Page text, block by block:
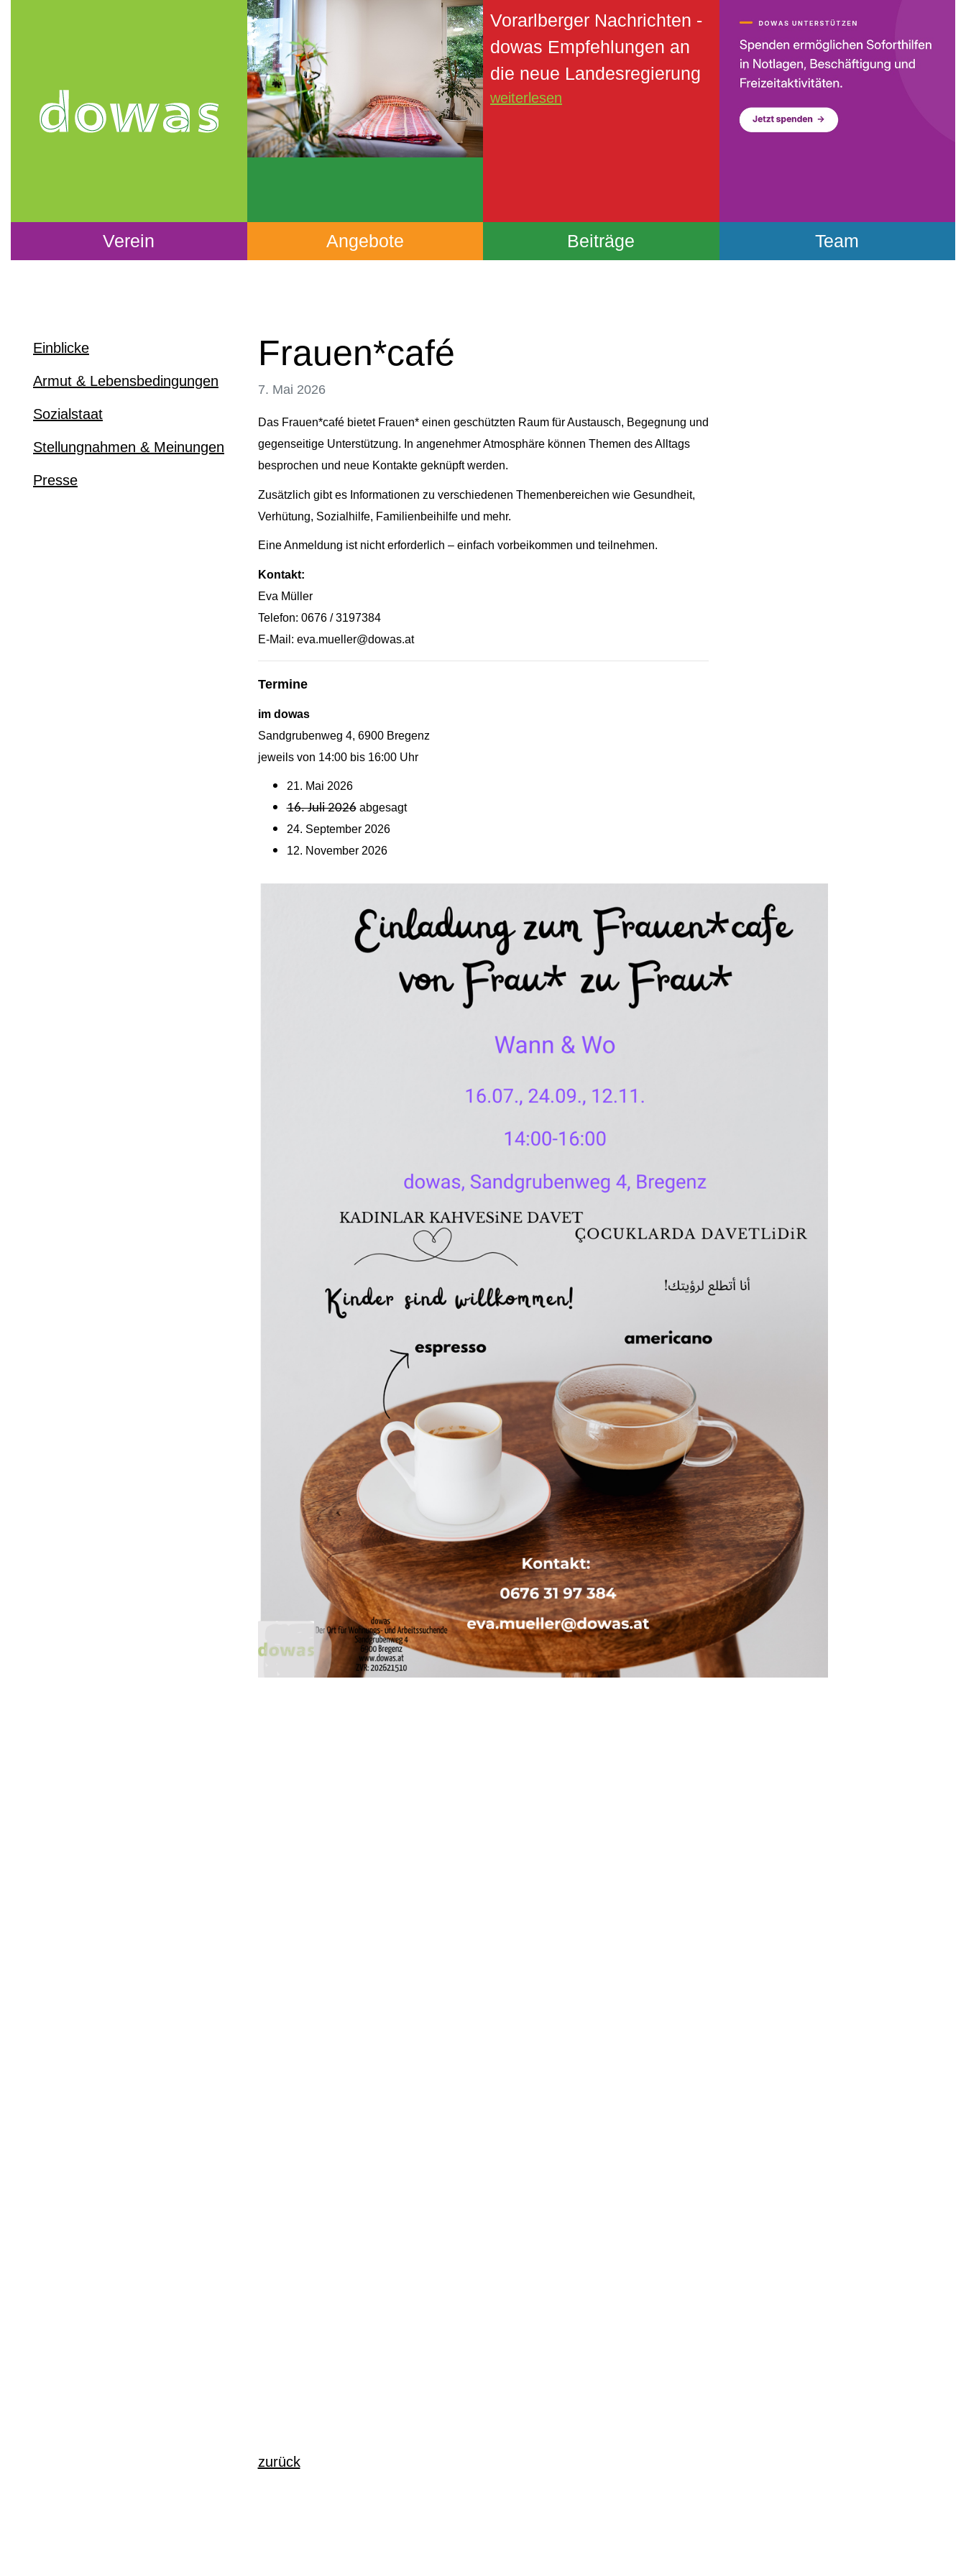
Vorarlberger Nachrichten -
dowas Empfehlungen an
die neue Landesregierung
weiterlesen
Verein Angebote Beiträge Team
Einblicke
Armut & Lebensbedingungen
Sozialstaat
Stellungnahmen & Meinungen
Presse
Frauen*café
7. Mai 2026
Das Frauen*café bietet Frauen* einen geschützten Raum für Austausch, Begegnung und
gegenseitige Unterstützung. In angenehmer Atmosphäre können Themen des Alltags
besprochen und neue Kontakte geknüpft werden.
Zusätzlich gibt es Informationen zu verschiedenen Themenbereichen wie Gesundheit,
Verhütung, Sozialhilfe, Familienbeihilfe und mehr.
Eine Anmeldung ist nicht erforderlich – einfach vorbeikommen und teilnehmen.
Kontakt:
Eva Müller
Telefon: 0676 / 3197384
E-Mail: eva.mueller@dowas.at
Termine
im dowas
Sandgrubenweg 4, 6900 Bregenz
jeweils von 14:00 bis 16:00 Uhr
21. Mai 2026
16. Juli 2026abgesagt
24. September 2026
12. November 2026
zurück